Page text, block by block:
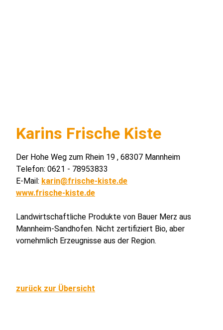
Karins Frische Kiste
Der Hohe Weg zum Rhein 19 , 68307 Mannheim
Telefon: 0621 - 78953833
E-Mail: karin@frische-kiste.de
www.frische-kiste.de
Landwirtschaftliche Produkte von Bauer Merz aus
Mannheim-Sandhofen. Nicht zertifiziert Bio, aber
vornehmlich Erzeugnisse aus der Region.
zurück zur Übersicht